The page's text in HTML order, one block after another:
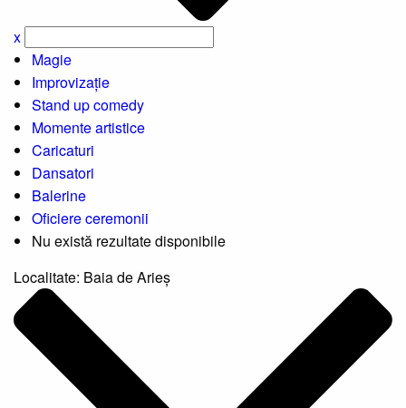
x
Magie
Improvizație
Stand up comedy
Momente artistice
Caricaturi
Dansatori
Balerine
Oficiere ceremonii
Nu există rezultate disponibile
Localitate: Baia de Arieș